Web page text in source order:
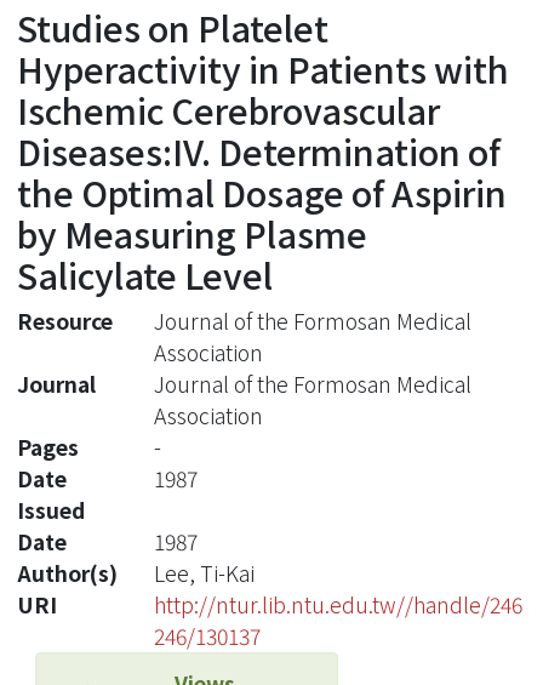
Statistics
Studies on Platelet
Hyperactivity in Patients with
Ischemic Cerebrovascular
Diseases:IV. Determination of
the Optimal Dosage of Aspirin
by Measuring Plasme
Salicylate Level
Resource
Journal of the Formosan Medical
Association
Journal
Journal of the Formosan Medical
Association
Pages
-
Date
Issued
1987
Date
1987
Author(s)
Lee, Ti-Kai
URI
http://ntur.lib.ntu.edu.tw//handle/246
246/130137